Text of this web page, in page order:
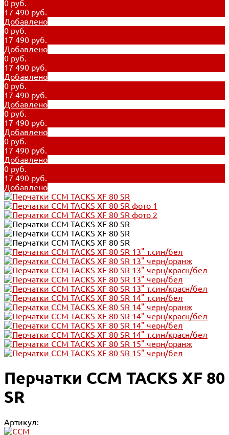
0 руб.
17 490 руб.
Добавлено
0 руб.
17 490 руб.
Добавлено
0 руб.
17 490 руб.
Добавлено
0 руб.
17 490 руб.
Добавлено
0 руб.
17 490 руб.
Добавлено
0 руб.
17 490 руб.
Добавлено
0 руб.
17 490 руб.
Добавлено
Перчатки CCM TACKS XF 80
SR
Артикул: